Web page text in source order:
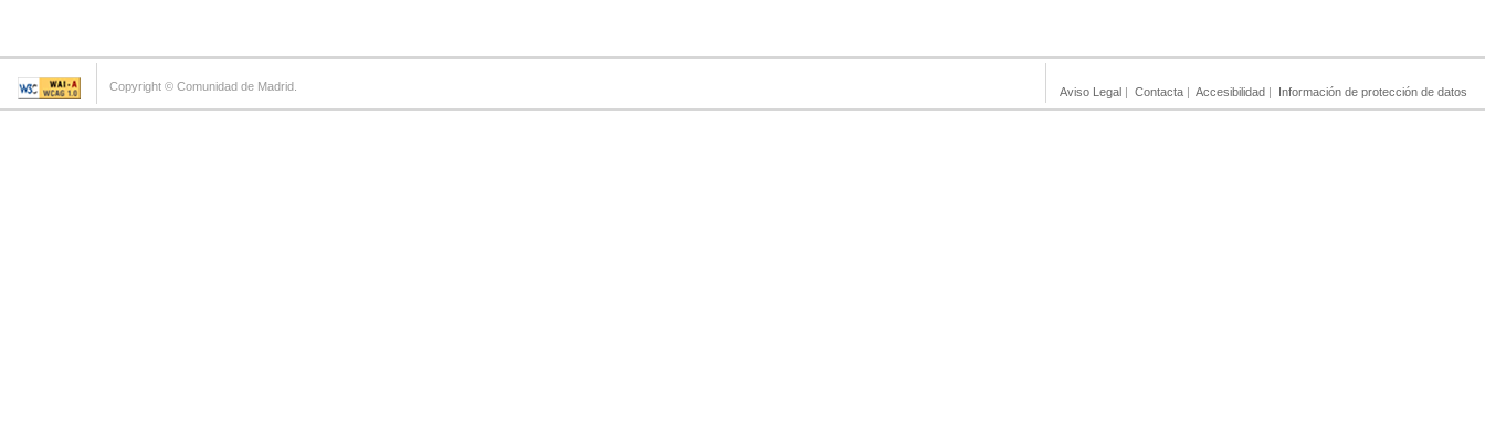
Copyright © Comunidad de Madrid. Aviso Legal | Contacta | Accesibilidad | Información de protección de datos